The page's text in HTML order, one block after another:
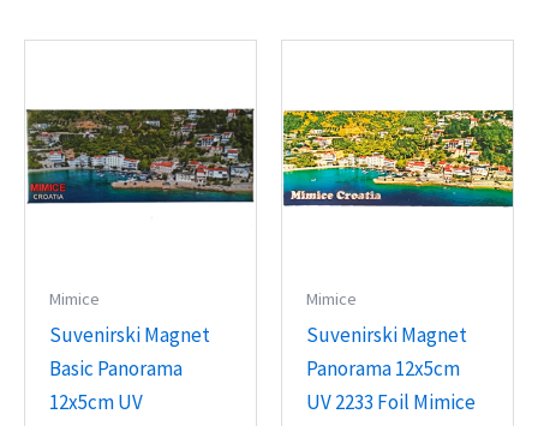
Mimice
Suvenirski Magnet
Basic Panorama
12x5cm UV
Mimice
Suvenirski Magnet
Panorama 12x5cm
UV 2233 Foil Mimice